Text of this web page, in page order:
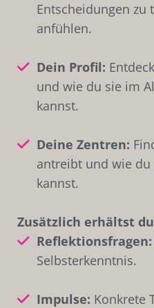
Entscheidungen
anfühlen.
Dein Profil:
und wie du sie im
kannst.
Deine Zentren:
antreibt und wie du
kannst.
Zusätzlich erhältst
Reflektionsfragen:
Selbsterkenntnis.
Impulse: Konkrete